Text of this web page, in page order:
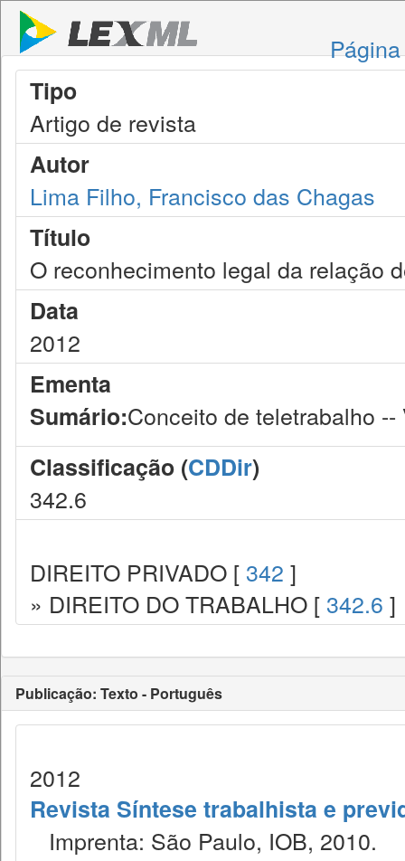
Tipo
Artigo de revista
Autor
Lima Filho, Francisco das Chagas
Título
O reconhecimento legal da relação
Data
2012
Ementa
Sumário:Conceito de teletrabalho
Classificação (CDDir)
342.6
DIREITO PRIVADO [ 342 ]
» DIREITO DO TRABALHO [ 342.6 ]
Publicação: Texto - Português
2012
Revista Síntese trabalhista e
Imprenta: São Paulo, IOB, 2010.